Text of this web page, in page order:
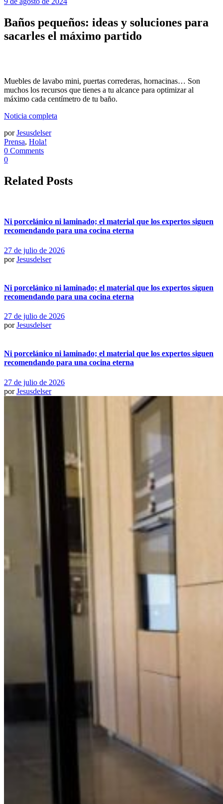
Baños pequeños: ideas y soluciones para
sacarles el máximo partido
Muebles de lavabo mini, puertas correderas, hornacinas… Son
muchos los recursos que tienes a tu alcance para optimizar al
máximo cada centímetro de tu baño.
Noticia completa
porJesusdelser
Prensa, Hola!
0 Comments
0
Related Posts
Ni porcelánico ni laminado; el material que los expertos siguen
recomendando para una cocina eterna
27 de julio de 2026
porJesusdelser
Ni porcelánico ni laminado; el material que los expertos siguen
recomendando para una cocina eterna
27 de julio de 2026
porJesusdelser
Ni porcelánico ni laminado; el material que los expertos siguen
recomendando para una cocina eterna
27 de julio de 2026
porJesusdelser